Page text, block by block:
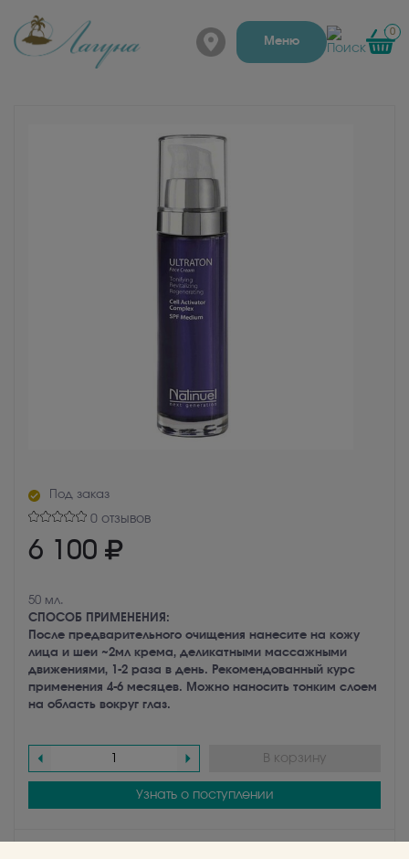
г. Барнаул,
Меню
0
Под заказ
0 отзывов
6 100
50 мл.
СПОСОБ ПРИМЕНЕНИЯ:
После предварительного очищения нанесите на кожу
лица и шеи ~2мл крема, деликатными массажными
движениями, 1-2 раза в день. Рекомендованный курс
применения 4-6 месяцев. Можно наносить тонким слоем
на область вокруг глаз.
В корзину
Узнать о поступлении